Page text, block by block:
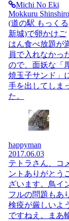
Michi No Eki
Mokkuru Shinshiro
(道の駅 もっくる
新城)で卵かけご
はん食べ放題が
員で入れなかっ
ので、面妖な「
焼玉子サンド」
手を出してしま
た。
happyman
2017.06.03
テトラさん、コ
ントありがとう
ざいます。鳥イ
フルの問題もあ
検疫が厳しいよ
ですねえ。まあ